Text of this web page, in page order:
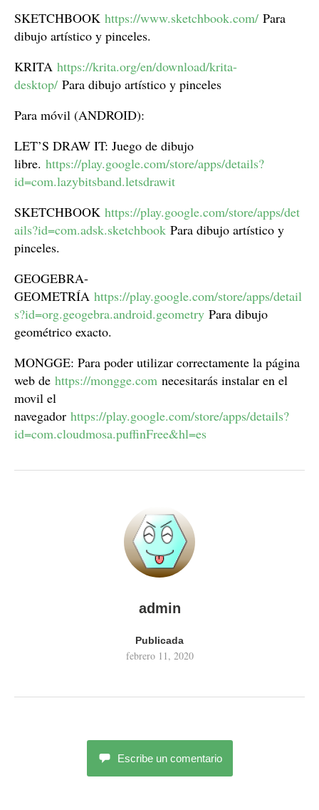
SKETCHBOOK https://www.sketchbook.com/ Para
dibujo artístico y pinceles.
KRITA https://krita.org/en/download/krita-
desktop/ Para dibujo artístico y pinceles
Para móvil (ANDROID):
LET’S DRAW IT: Juego de dibujo
libre. https://play.google.com/store/apps/details?
id=com.lazybitsband.letsdrawit
SKETCHBOOK https://play.google.com/store/apps/det
ails?id=com.adsk.sketchbook Para dibujo artístico y
pinceles.
GEOGEBRA-
GEOMETRÍA https://play.google.com/store/apps/detail
s?id=org.geogebra.android.geometry Para dibujo
geométrico exacto.
MONGGE: Para poder utilizar correctamente la página
web de https://mongge.com necesitarás instalar en el
movil el
navegador https://play.google.com/store/apps/details?
id=com.cloudmosa.puffinFree&hl=es
admin
Publicada
febrero 11, 2020
Escribe un comentario